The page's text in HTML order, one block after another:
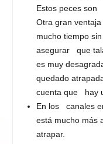
Estos peces son
Otra gran
mucho tiempo
asegurar que
es muy
quedado
cuenta que hay
En los canales
está mucho más
atrapar.